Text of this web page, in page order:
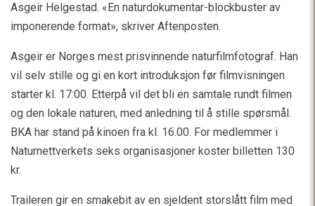
Asgeir Helgestad. «En naturdokumentar-blockbuster av
imponerende format», skriver Aftenposten.
Asgeir er Norges mest prisvinnende naturfilmfotograf. Han
vil selv stille og gi en kort introduksjon før filmvisningen
starter kl. 17:00. Etterpå vil det bli en samtale rundt filmen
og den lokale naturen, med anledning til å stille spørsmål.
BKA har stand på kinoen fra kl. 16.00. For medlemmer i
Naturnettverkets seks organisasjoner koster billetten 130
kr.
Traileren gir en smakebit av en sjeldent storslått film med